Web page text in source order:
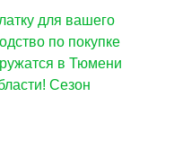
для вашего
по покупке
в Тюмени
Сезон